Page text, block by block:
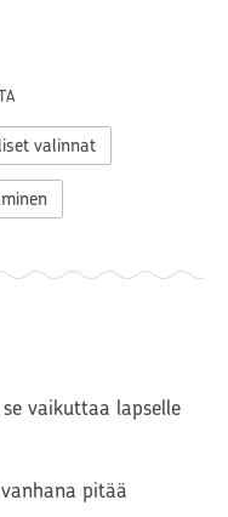
valinnat
vaikuttaa lapselle
pitää